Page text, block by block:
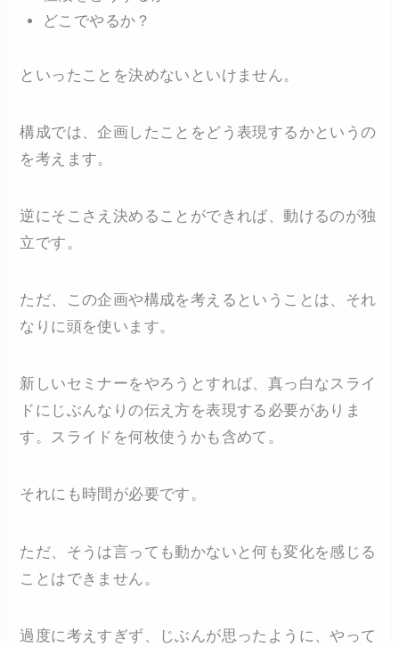
どこでやるか？
といったことを決めないといけません。
構成では、企画したことをどう表現するかというの
を考えます。
逆にそこさえ決めることができれば、動けるのが独
立です。
ただ、この企画や構成を考えるということは、それ
なりに頭を使います。
新しいセミナーをやろうとすれば、真っ白なスライ
ドにじぶんなりの伝え方を表現する必要がありま
す。スライドを何枚使うかも含めて。
それにも時間が必要です。
ただ、そうは言っても動かないと何も変化を感じる
ことはできません。
過度に考えすぎず、じぶんが思ったように、やって